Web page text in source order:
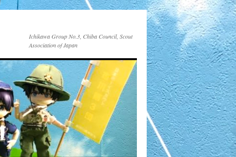
Ichikawa Group No.3, Chiba Council, Scout
Association of Japan